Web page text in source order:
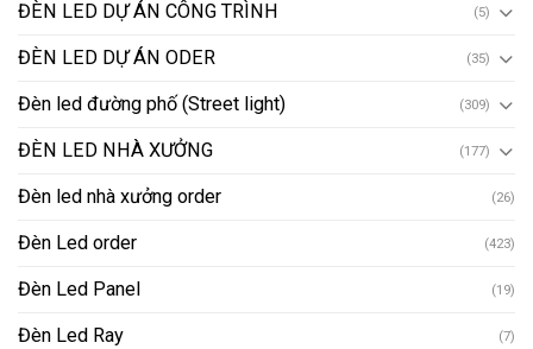
ĐÈN LED DỰ ÁN CÔNG TRÌNH (5)
ĐÈN LED DỰ ÁN ODER (35)
Đèn led đường phố (Street light) (309)
ĐÈN LED NHÀ XƯỞNG (177)
Đèn led nhà xưởng order (26)
Đèn Led order (423)
Đèn Led Panel (19)
Đèn Led Ray (7)